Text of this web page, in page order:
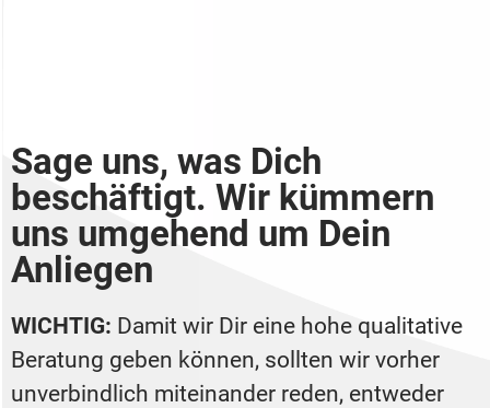
Sage uns, was Dich
beschäftigt. Wir kümmern
uns umgehend um Dein
Anliegen
WICHTIG: Damit wir Dir eine hohe qualitative
Beratung geben können, sollten wir vorher
unverbindlich miteinander reden, entweder